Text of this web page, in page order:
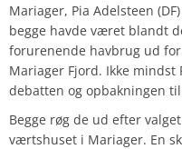
Mariager, Pia Adelsteen
begge havde været blandt
forurenende havbrug ud
Mariager Fjord. Ikke mindst
debatten og opbakningen
Begge røg de ud efter
værtshuset i Mariager. En